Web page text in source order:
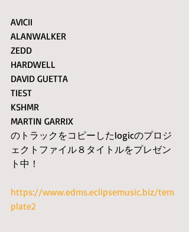
AVICII
ALANWALKER
ZEDD
HARDWELL
DAVID GUETTA
TIEST
KSHMR
MARTIN GARRIX
のトラックをコピーしたlogicのプロジ
ェクトファイル８タイトルをプレゼン
ト中！
https://www.edms.eclipsemusic.biz/tem
plate2